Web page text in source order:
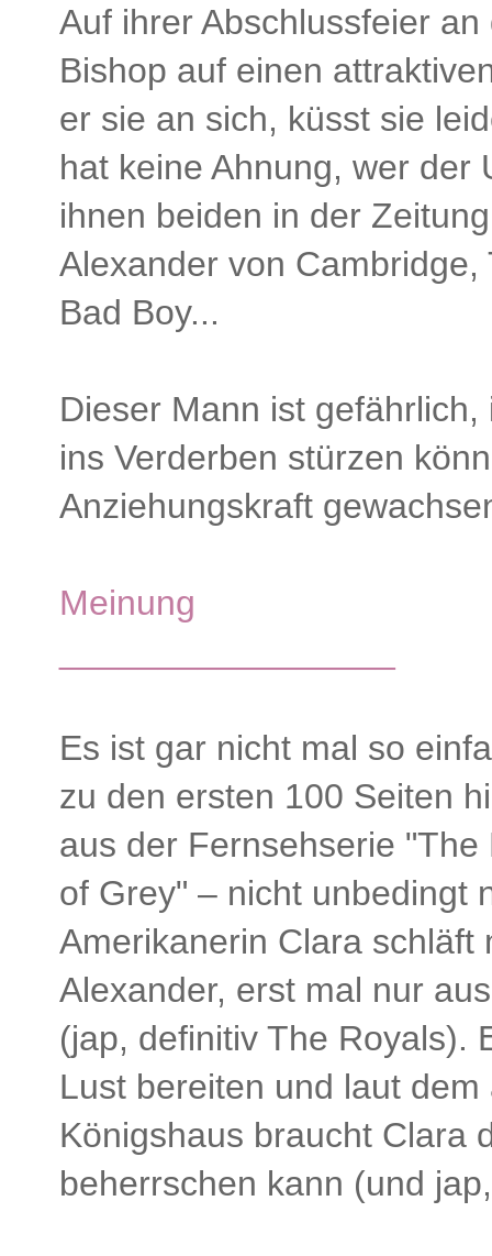
Auf ihrer Abschlussfeier
Bishop auf einen
er sie an sich, küsst sie
hat keine Ahnung, wer der
ihnen beiden in der
Alexander von
Bad Boy...
Dieser Mann ist
ins Verderben stürzen
Anziehungskraft
Meinung
Es ist gar nicht mal so
zu den ersten 100 Seiten
aus der Fernsehserie
of Grey" – nicht unbedingt
Amerikanerin Clara
Alexander, erst mal nur
(jap, definitiv The Royals).
Lust bereiten und laut
Königshaus braucht Clara
beherrschen kann (und